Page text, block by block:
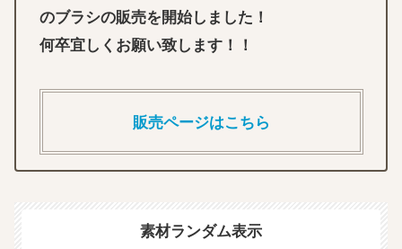
のブラシの販売を開始しました！
何卒宜しくお願い致します！！
販売ページはこちら
素材ランダム表示